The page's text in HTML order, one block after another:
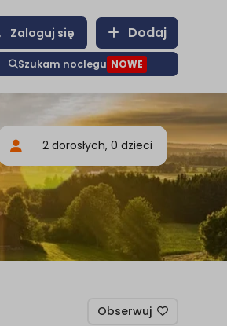
Zaloguj się Dodaj
Szukam noclegu NOWE
Obserwuj